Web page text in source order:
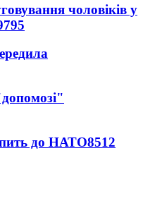
чоловіків у
до НАТО8512